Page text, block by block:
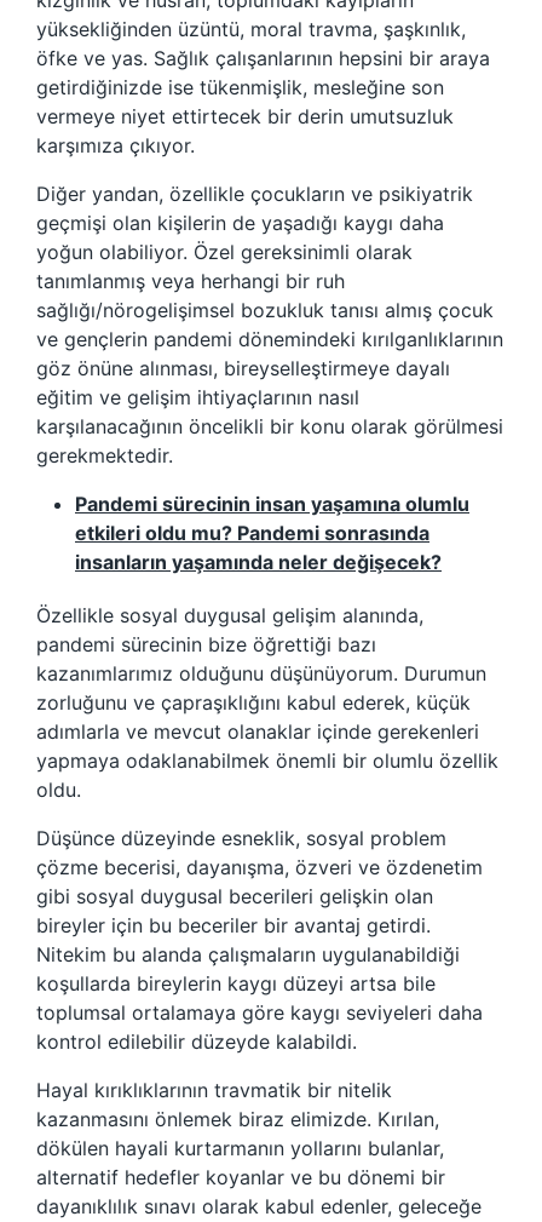
yüksekliğinden üzüntü, moral travma, şaşkınlık,
öfke ve yas. Sağlık çalışanlarının hepsini bir araya
getirdiğinizde ise tükenmişlik, mesleğine son
vermeye niyet ettirtecek bir derin umutsuzluk
karşımıza çıkıyor.
Diğer yandan, özellikle çocukların ve psikiyatrik
geçmişi olan kişilerin de yaşadığı kaygı daha
yoğun olabiliyor. Özel gereksinimli olarak
tanımlanmış veya herhangi bir ruh
sağlığı/nörogelişimsel bozukluk tanısı almış çocuk
ve gençlerin pandemi dönemindeki kırılganlıklarının
göz önüne alınması, bireyselleştirmeye dayalı
eğitim ve gelişim ihtiyaçlarının nasıl
karşılanacağının öncelikli bir konu olarak görülmesi
gerekmektedir.
Pandemi sürecinin insan yaşamına olumlu
etkileri oldu mu? Pandemi sonrasında
insanların yaşamında neler değişecek?
Özellikle sosyal duygusal gelişim alanında,
pandemi sürecinin bize öğrettiği bazı
kazanımlarımız olduğunu düşünüyorum. Durumun
zorluğunu ve çapraşıklığını kabul ederek, küçük
adımlarla ve mevcut olanaklar içinde gerekenleri
yapmaya odaklanabilmek önemli bir olumlu özellik
oldu.
Düşünce düzeyinde esneklik, sosyal problem
çözme becerisi, dayanışma, özveri ve özdenetim
gibi sosyal duygusal becerileri gelişkin olan
bireyler için bu beceriler bir avantaj getirdi.
Nitekim bu alanda çalışmaların uygulanabildiği
koşullarda bireylerin kaygı düzeyi artsa bile
toplumsal ortalamaya göre kaygı seviyeleri daha
kontrol edilebilir düzeyde kalabildi.
Hayal kırıklıklarının travmatik bir nitelik
kazanmasını önlemek biraz elimizde. Kırılan,
dökülen hayali kurtarmanın yollarını bulanlar,
alternatif hedefler koyanlar ve bu dönemi bir
dayanıklılık sınavı olarak kabul edenler, geleceğe